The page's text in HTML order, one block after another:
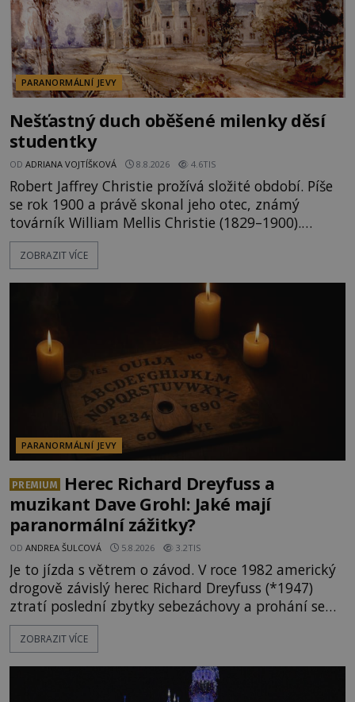
PARANORMÁLNÍ JEVY
Nešťastný duch oběšené milenky děsí
studentky
OD ADRIANA VOJTÍŠKOVÁ 8.8.2026 4.6TIS
Robert Jaffrey Christie prožívá složité období. Píše
se rok 1900 a právě skonal jeho otec, známý
továrník William Mellis Christie (1829–1900).
Smutná událost je ale doprovázena ohromným
dědictvím... Robertu připadne rodinné sídlo v
ta, na niž přijde Robert, by jen tak někoho
ZOBRAZIT VÍCE
PARANORMÁLNÍ JEVY
PREMIUM
Herec Richard Dreyfuss a
muzikant Dave Grohl: Jaké mají
paranormální zážitky?
OD ANDREA ŠULCOVÁ 5.8.2026 3.2TIS
Je to jízda s větrem o závod. V roce 1982 americký
drogově závislý herec Richard Dreyfuss (*1947)
ztratí poslední zbytky sebezáchovy a prohání se
po silnicích ve svém mercedesu jako utržený ze
řetězu. Vše vyvrcholí katastrofou, když to Dreyfuss
následně nalezne schovaný kokain. Tímto
momentem se slavnému
ZOBRAZIT VÍCE